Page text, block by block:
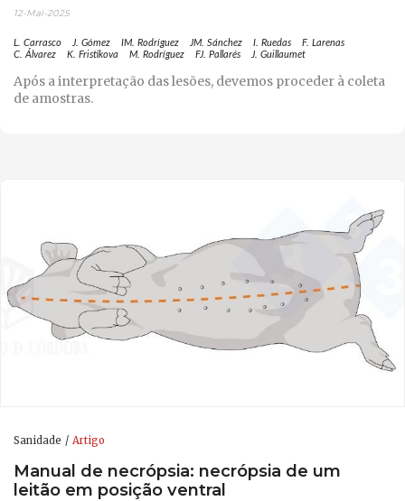
12-Mai-2025
L. Carrasco J. Gómez IM. Rodríguez JM. Sánchez I. Ruedas
F. Larenas
C. Álvarez
K. Fristikova M. Rodríguez FJ. Pallarés J. Guillaumet
Após a interpretação das lesões, devemos proceder à coleta
de amostras.
Sanidade Artigo
Manual de necrópsia: necrópsia de um
leitão em posição ventral